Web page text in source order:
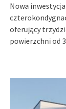
Nowa
oferujący
powierzchni od